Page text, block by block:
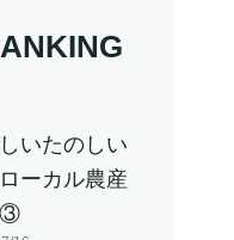
いたのしい
ーカル農産
③